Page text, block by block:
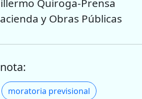
Quiroga-Prensa
y Obras Públicas
moratoria previsional